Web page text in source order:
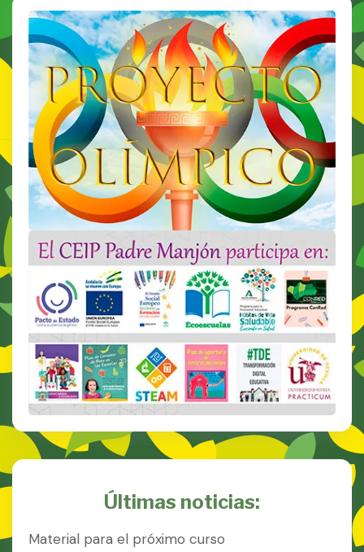
Últimas noticias:
Material para el próximo curso